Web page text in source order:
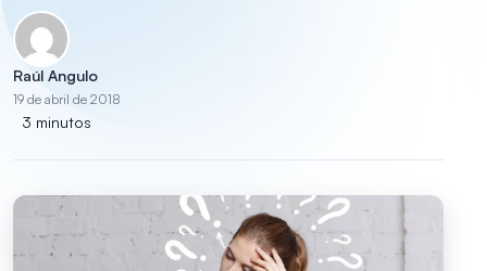
Raúl Angulo
19 de abril de 2018
3 minutos